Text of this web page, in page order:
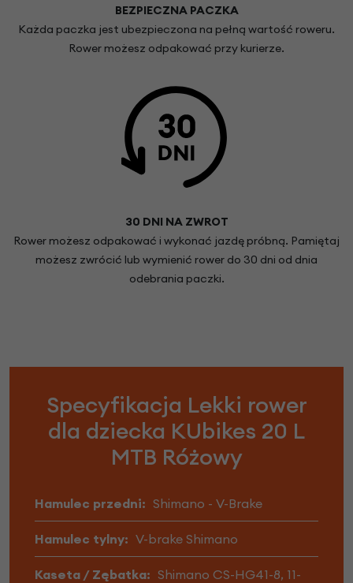
BEZPIECZNA PACZKA
Każda paczka jest ubezpieczona na pełną wartość roweru.
Rower możesz odpakować przy kurierze.
30 DNI NA ZWROT
Rower możesz odpakować i wykonać jazdę próbną. Pamiętaj
możesz zwrócić lub wymienić rower do 30 dni od dnia
odebrania paczki.
Specyfikacja Lekki rower
dla dziecka KUbikes 20 L
MTB Różowy
Hamulec przedni: Shimano - V-Brake
Hamulec tylny: V-brake Shimano
Kaseta / Zębatka: Shimano CS-HG41-8, 11-